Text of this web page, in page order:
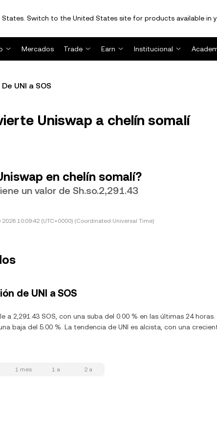
States. Switch to the United States site for products available in
Mercados Trade Earn Institucional
De UNI a SOS
Uniswap a chelín somalí
en chelín somalí?
un valor de Sh.so.2,291.43
2026 10:09:42 (UTC+0000) (Coordinated Universal Time)
de UNI a SOS
a 2,291.43 SOS, con una suba del 0.00 % en las últimas 24
baja del 5.00 %. La tendencia de UNI es alcista, con una
1 mes 1 a 2 a